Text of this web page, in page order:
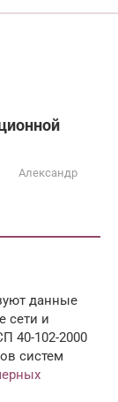
Александр
данные
сети и
40-102-2000
систем